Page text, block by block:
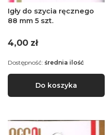
Igły do szycia ręcznego
88 mm 5 szt.
Cena
4,00 zł
Do koszyka
Dostępność: średnia ilość